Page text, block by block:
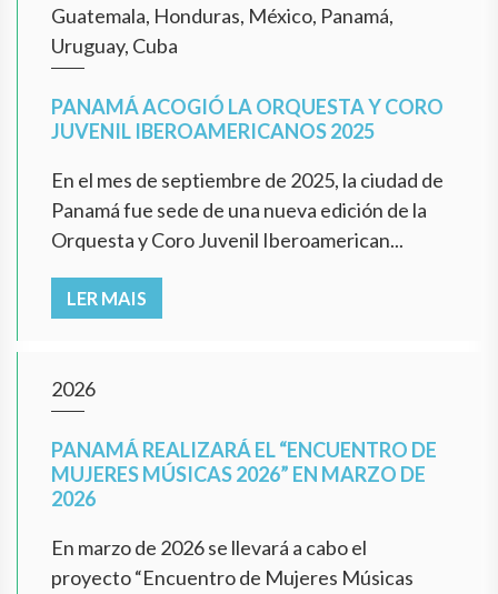
Guatemala, Honduras, México, Panamá,
Uruguay, Cuba
PANAMÁ ACOGIÓ LA ORQUESTA Y CORO
JUVENIL IBEROAMERICANOS 2025
En el mes de septiembre de 2025, la ciudad de
Panamá fue sede de una nueva edición de la
Orquesta y Coro Juvenil Iberoamerican...
LER MAIS
2026
PANAMÁ REALIZARÁ EL “ENCUENTRO DE
MUJERES MÚSICAS 2026” EN MARZO DE
2026
En marzo de 2026 se llevará a cabo el
proyecto “Encuentro de Mujeres Músicas